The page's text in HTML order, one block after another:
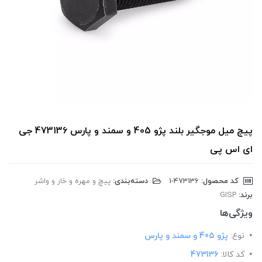
پیچ میل موجگیر بلند پژو 405 و سمند و پارس 473136 جی
ای اس پی
کد محصول: دسته‌بندی: پیچ و مهره و خار و واشر
برند: GISP
ویژگی‌ها
نوع: پژو 405 و سمند و پارس
کد کالا: 473136